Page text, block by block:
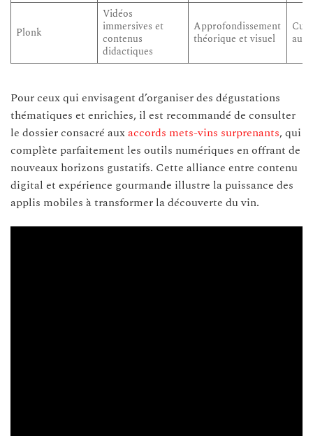
Plonk
Vidéos
immersives et
contenus
didactiques
Approfondissement
théorique et visuel
Pour ceux qui envisagent d’organiser des dégustations
thématiques et enrichies, il est recommandé de consulter
le dossier consacré auxaccords mets-vins surprenants, qui
complète parfaitement les outils numériques en offrant de
nouveaux horizons gustatifs. Cette alliance entre contenu
digital et expérience gourmande illustre la puissance des
applis mobiles à transformer la découverte du vin.